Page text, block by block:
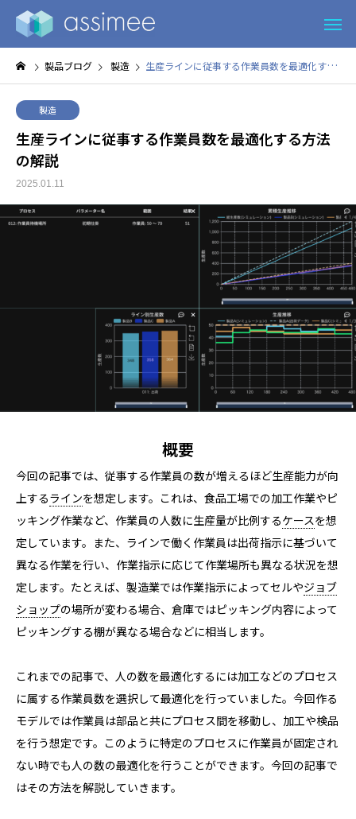
製品ブログ 製造 生産ラインに従事する作業員数を最適化する方法の解説
製造
生産ラインに従事する作業員数を最適化する方法
の解説
2025.01.11
概要
今回の記事では、従事する作業員の数が増えるほど生産能力が向
上するラインを想定します。これは、食品工場での加工作業やピ
ッキング作業など、作業員の人数に生産量が比例するケースを想
定しています。また、ラインで働く作業員は出荷指示に基づいて
異なる作業を行い、作業指示に応じて作業場所も異なる状況を想
定します。たとえば、製造業では作業指示によってセルやジョブ
ショップの場所が変わる場合、倉庫ではピッキング内容によって
ピッキングする棚が異なる場合などに相当します。
これまでの記事で、人の数を最適化するには加工などのプロセス
に属する作業員数を選択して最適化を行っていました。今回作る
モデルでは作業員は部品と共にプロセス間を移動し、加工や検品
を行う想定です。このように特定のプロセスに作業員が固定され
ない時でも人の数の最適化を行うことができます。今回の記事で
はその方法を解説していきます。